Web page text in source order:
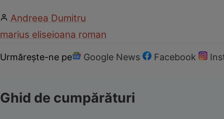
Andreea Dumitru
marius eliseioana roman
Urmărește-ne pe Google News Facebook
Ghid de cumpărături